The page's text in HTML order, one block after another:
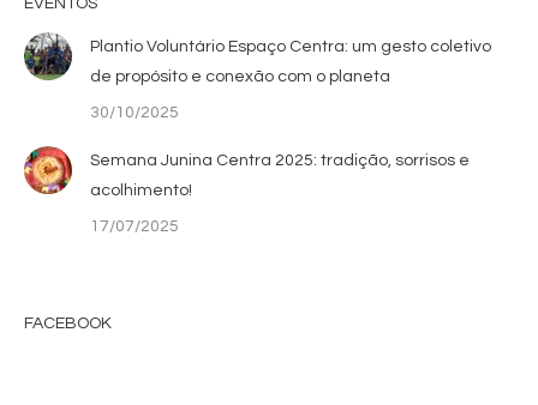
EVENTOS
Plantio Voluntário Espaço Centra: um gesto coletivo
de propósito e conexão com o planeta
30/10/2025
Semana Junina Centra 2025: tradição, sorrisos e
acolhimento!
17/07/2025
FACEBOOK